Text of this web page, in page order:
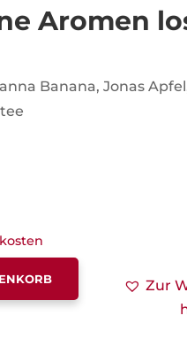
Aromen
Banana, Jonas
Zur